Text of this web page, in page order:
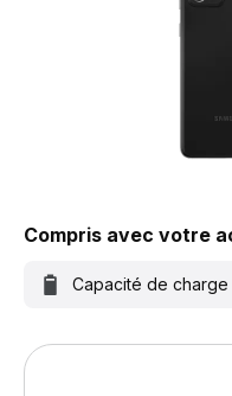
Compris avec votre
Capacité de charge